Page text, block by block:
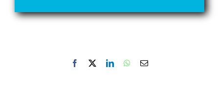
Facebook LinkedInWhatsApp
E-